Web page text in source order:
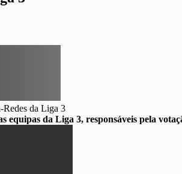
equipas da Liga 3, responsáveis pela